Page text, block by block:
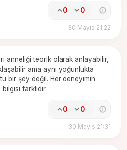
0 0
30 Mayıs 21:22
anneliği teorik olarak anlayabilir,
ama aynı yoğunlukta
bir şey değil. Her deneyimin
farklıdır
0 0
30 Mayıs 21:31